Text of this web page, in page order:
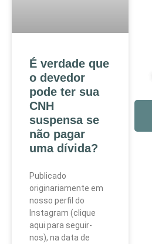
É verdade que
o devedor
pode ter sua
CNH
suspensa se
não pagar
uma dívida?
Publicado
originariamente em
nosso perfil do
Instagram (clique
aqui para seguir-
nos), na data de